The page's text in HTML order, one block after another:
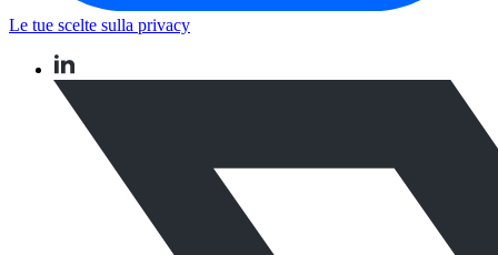
Le tue scelte sulla privacy